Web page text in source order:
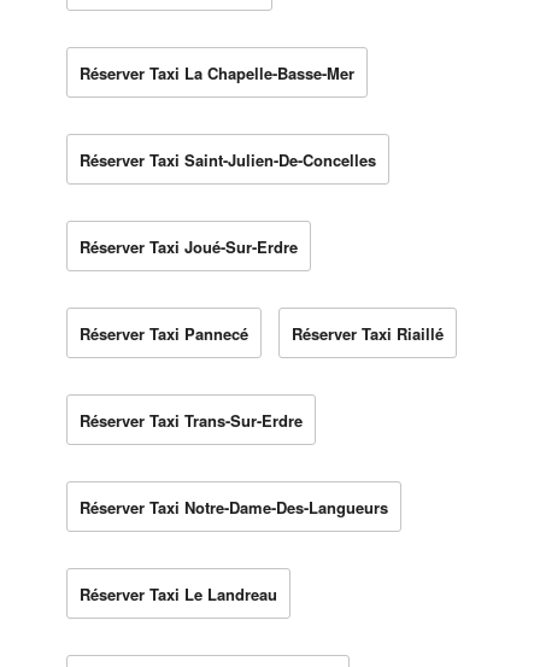
Réserver Taxi La Chapelle-Basse-Mer
Réserver Taxi Saint-Julien-De-Concelles
Réserver Taxi Joué-Sur-Erdre
Réserver Taxi Pannecé Réserver Taxi Riaillé
Réserver Taxi Trans-Sur-Erdre
Réserver Taxi Notre-Dame-Des-Langueurs
Réserver Taxi Le Landreau